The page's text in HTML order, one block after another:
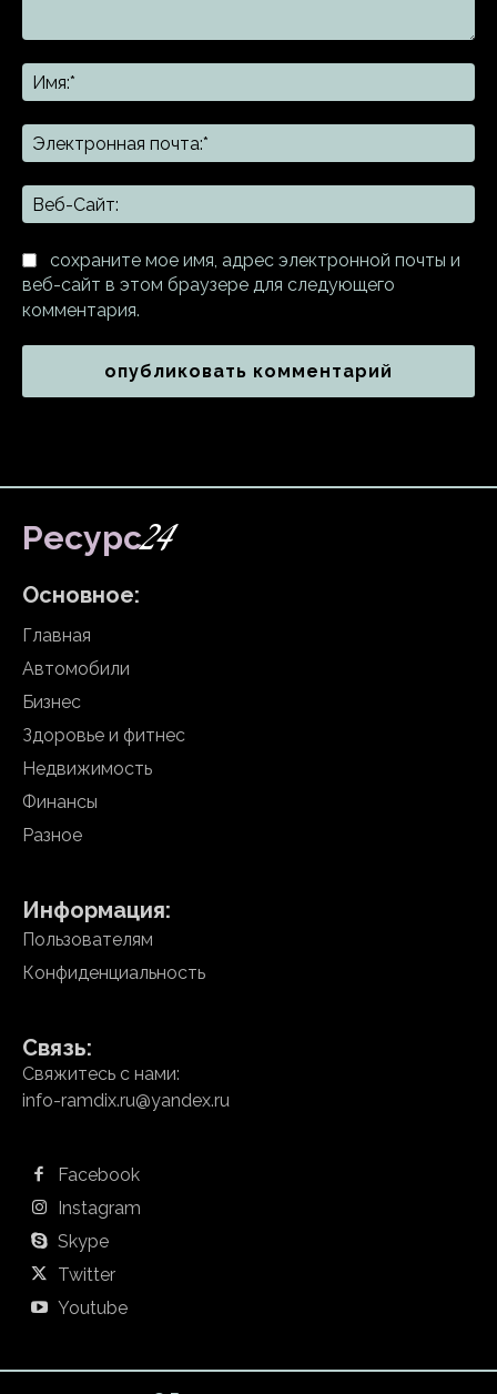
сохраните мое имя, адрес электронной почты и
веб-сайт в этом браузере для следующего
комментария.
Ресурс24
Основное:
Главная
Автомобили
Бизнес
Здоровье и фитнес
Недвижимость
Финансы
Разное
Информация:
Пользователям
Конфиденциальность
Связь:
Свяжитесь с нами:
info-ramdix.ru@yandex.ru
Facebook
Instagram
Skype
Twitter
Youtube